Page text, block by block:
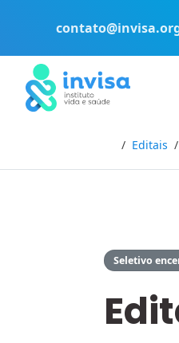
InícioEditais
Seletivo